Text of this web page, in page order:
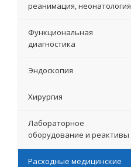
реанимация, неонатология
Функциональная
диагностика
Эндоскопия
Хирургия
Лабораторное
оборудование и реактивы
Расходные медицинские